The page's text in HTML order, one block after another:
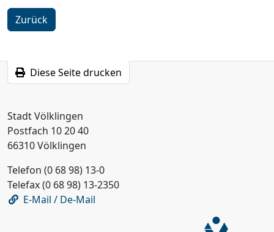
Zurück
Diese Seite drucken
Stadt Völklingen
Postfach 10 20 40
66310 Völklingen
Telefon (0 68 98) 13-0
Telefax (0 68 98) 13-2350
E-Mail / De-Mail